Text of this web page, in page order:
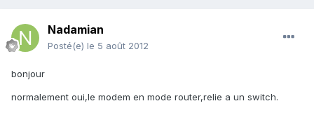
Nadamian
Posté(e) le 5 août 2012
bonjour
normalement oui,le modem en mode router,relie a un switch.